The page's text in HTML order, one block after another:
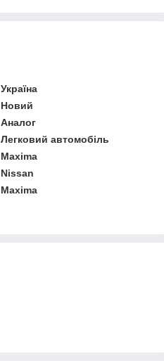
Україна
Новий
Аналог
Легковий автомобіль
Maxima
Nissan
Maxima